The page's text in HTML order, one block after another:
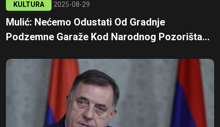
KULTURA 2025-08-29
Mulić: Nećemo Odustati Od Gradnje
Podzemne Garaže Kod Narodnog Pozorišta...